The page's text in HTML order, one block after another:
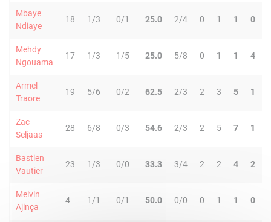
Mbaye
Ndiaye
18 1/3 0/1 25.0 2/4 0 1 1 0
Mehdy
Ngouama
17 1/3 1/5 25.0 5/8 0 1 1 4
Armel
Traore
19 5/6 0/2 62.5 2/3 2 3 5 1
Zac
Seljaas
28 6/8 0/3 54.6 2/3 2 5 7 1
Bastien
Vautier
23 1/3 0/0 33.3 3/4 2 2 4 2
Melvin
Ajinça
4 1/1 0/1 50.0 0/0 0 1 1 0